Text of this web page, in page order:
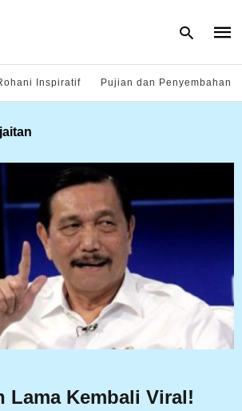
Inspiratif Pujian dan Penyembahan
Lama Kembali Viral!